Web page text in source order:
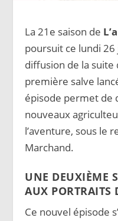
La 21e saison de
poursuit ce lundi
diffusion de la
première salve
épisode permet de
nouveaux
l’aventure, sous le
Marchand.
UNE DEUXIÈME
AUX PORTRAITS
Ce nouvel épisode